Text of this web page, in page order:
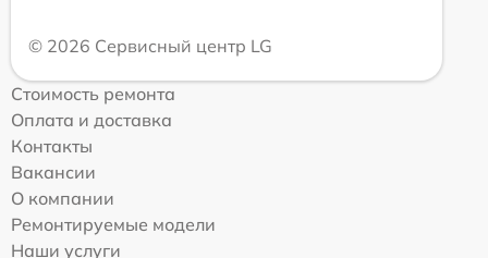
© 2026 Сервисный центр LG
Стоимость ремонта
Оплата и доставка
Контакты
Вакансии
О компании
Ремонтируемые модели
Наши услуги